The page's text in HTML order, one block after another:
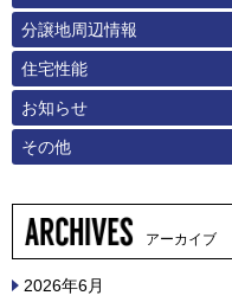
分譲地周辺情報
住宅性能
お知らせ
その他
アーカイブ
2026年6月